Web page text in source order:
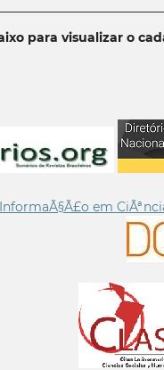
para visualizar o